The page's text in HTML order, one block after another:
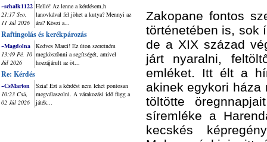
~schalk1122
21:17 Szo,
11 Júl 2026
Helló! Az lenne a kérdésem,h
lanovkával fel jöhet a kutya? Mennyi az
ára? Köszi a...
Raftingolás és kerékpározás
~Magdolna
13:49 Pé, 10
Júl 2026
Kedves Marci! Ez úton szeretném
megköszönni a segítségét, amivel
hozzájárult az öt...
Re: Kérdés
~CsMarton
10:23 Csü,
02 Júl 2026
Szia! Ezt a kérdést nem lehet pontosan
megválaszolni. A várakozási idő függ a
játék...
Zakopane fontos
történetében is, sok
de a XIX század
járt nyaralni,
emléket. Itt élt a
akinek egykori háza
töltötte
síremléke a
kecskés